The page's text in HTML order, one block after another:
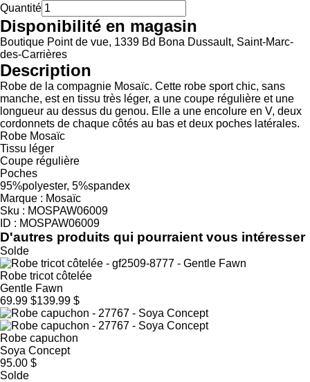
Quantité
Disponibilité en magasin
Boutique Point de vue, 1339 Bd Bona Dussault, Saint-Marc-
des-Carrières
Description
Robe de la compagnie Mosaïc. Cette robe sport chic, sans
manche, est en tissu très léger, a une coupe régulière et une
longueur au dessus du genou. Elle a une encolure en V, deux
cordonnets de chaque côtés au bas et deux poches latérales.
Robe Mosaïc
Tissu léger
Coupe régulière
Poches
95%polyester, 5%spandex
Marque : Mosaïc
Sku : MOSPAW06009
ID : MOSPAW06009
D'autres produits qui pourraient vous intéresser
Solde
Robe tricot côtelée
Gentle Fawn
69.99 $139.99 $
Robe capuchon
Soya Concept
95.00 $
Solde